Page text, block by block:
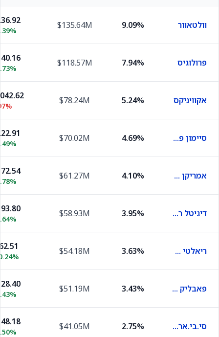
וולטאוור 9.09%
$135.64M
פרולוגיס 7.94%
$118.57M
אקוויניקס 5.24%
$78.24M
סיימון פרופרטי גרופ 4.69%
$70.02M
אמריקן טאואר 4.10%
$61.27M
דיגיטל ריאלטי טראסט 3.95%
$58.93M
ריאלטי אינקם 3.63%
$54.18M
פאבליק סטורג' 3.43%
$51.19M
סי.בי.אר.אי גרופ 2.75%
$41.05M